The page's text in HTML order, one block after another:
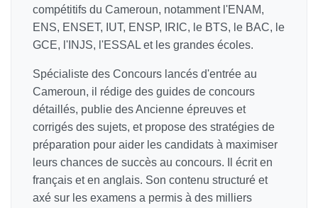
compétitifs du Cameroun, notamment l'ENAM,
ENS, ENSET, IUT, ENSP, IRIC, le BTS, le BAC, le
GCE, l'INJS, l'ESSAL et les grandes écoles.
Spécialiste des Concours lancés d'entrée au
Cameroun, il rédige des guides de concours
détaillés, publie des Ancienne épreuves et
corrigés des sujets, et propose des stratégies de
préparation pour aider les candidats à maximiser
leurs chances de succès au concours. Il écrit en
français et en anglais. Son contenu structuré et
axé sur les examens a permis à des milliers